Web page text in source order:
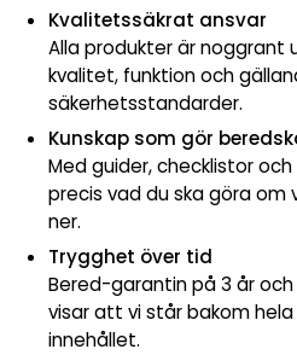
Kvalitetssäkrat ansvar
Alla produkter är noggrant
kvalitet, funktion och
säkerhetsstandarder.
Kunskap som gör
Med guider, checklistor
precis vad du ska göra om
ner.
Trygghet över tid
Bered-garantin på 3 år
visar att vi står bakom
innehållet.